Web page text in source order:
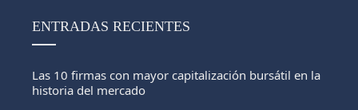
ENTRADAS RECIENTES
Las 10 firmas con mayor capitalización bursátil en la
historia del mercado